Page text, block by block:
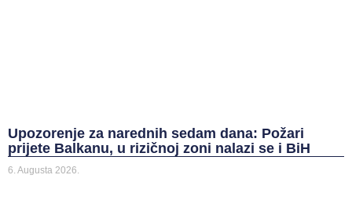
Upozorenje za narednih sedam dana: Požari
prijete Balkanu, u rizičnoj zoni nalazi se i BiH
6. Augusta 2026.